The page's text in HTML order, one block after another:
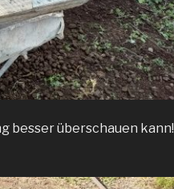
besser überschauen kann!